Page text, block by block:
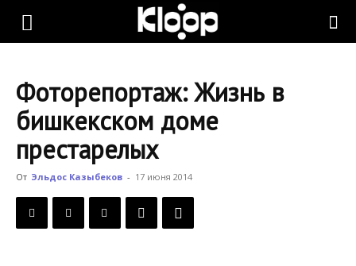
KLOOP.KG
Новости
Кыргызстана
Фоторепортаж: Жизнь в
бишкекском доме
престарелых
От Эльдос Казыбеков - 17 июня 2014